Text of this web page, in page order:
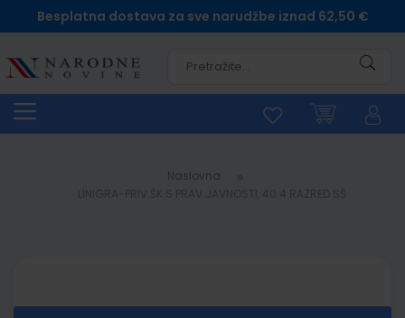
Besplatna dostava za sve narudžbe iznad 62,50 €
Naslovna